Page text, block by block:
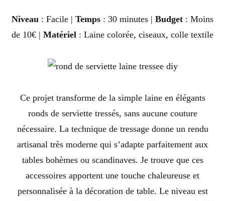
Niveau : Facile | Temps : 30 minutes | Budget : Moins
de 10€ | Matériel : Laine colorée, ciseaux, colle textile
Ce projet transforme de la simple laine en élégants
ronds de serviette tressés, sans aucune couture
nécessaire. La technique de tressage donne un rendu
artisanal très moderne qui s’adapte parfaitement aux
tables bohèmes ou scandinaves. Je trouve que ces
accessoires apportent une touche chaleureuse et
personnalisée à la décoration de table. Le niveau est